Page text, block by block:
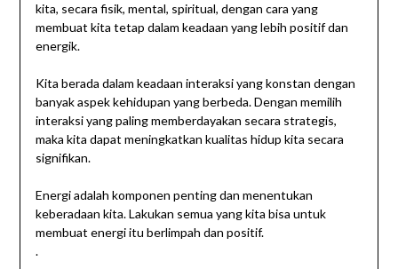
kita, secara fisik, mental, spiritual, dengan cara yang
membuat kita tetap dalam keadaan yang lebih positif dan
energik.
Kita berada dalam keadaan interaksi yang konstan dengan
banyak aspek kehidupan yang berbeda. Dengan memilih
interaksi yang paling memberdayakan secara strategis,
maka kita dapat meningkatkan kualitas hidup kita secara
signifikan.
Energi adalah komponen penting dan menentukan
keberadaan kita. Lakukan semua yang kita bisa untuk
membuat energi itu berlimpah dan positif.
.